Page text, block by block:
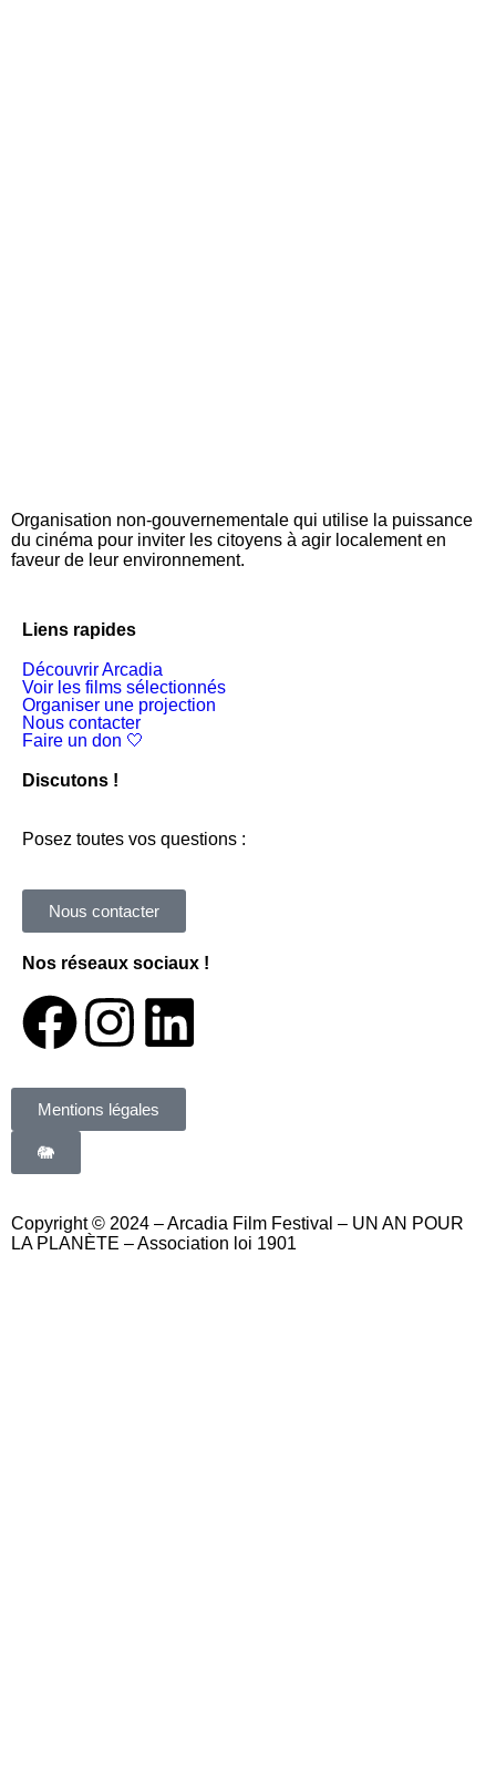
Organisation non-gouvernementale qui utilise la puissance
du cinéma pour inviter les citoyens à agir localement en
faveur de leur environnement.
Liens rapides
Découvrir Arcadia
Voir les films sélectionnés
Organiser une projection
Nous contacter
Faire un don 🤍
Discutons !
Posez toutes vos questions :
Nous contacter
Nos réseaux sociaux !
Copyright © 2024 – Arcadia Film Festival – UN AN POUR
LA PLANÈTE – Association loi 1901
Mentions légales
🐘